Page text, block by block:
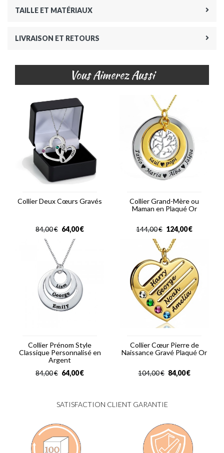
TAILLE ET MATÉRIAUX
LIVRAISON ET RETOURS
Vous Aimerez Aussi
Collier Deux Cœurs Gravés
€
84,00 €
64,00
Collier Grand-Mère ou
Maman en Plaqué Or
€
144,00 €
124,00
Collier Prénom Style
Classique Personnalisé en
Argent
€
84,00 €
64,00
Collier Cœur Pierre de
Naissance Gravé Plaqué Or
€
104,00 €
84,00
SATISFACTION CLIENT GARANTIE